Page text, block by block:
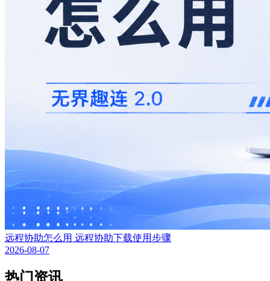
远程协助怎么用 远程协助下载使用步骤
2026-08-07
热门资讯